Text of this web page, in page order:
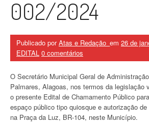
002/2024
Publicado porAtas e Redação_ em 26 de
EDITAL 0 comentários
O Secretário Municipal Geral de
Palmares, Alagoas, nos termos da legislação
o presente Edital de Chamamento Público
espaço público tipo quiosque e autorização
na Praça da Luz, BR-104, neste Município.